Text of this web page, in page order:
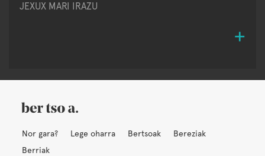
JEXUX MARI IRAZU
Nor gara? Lege oharra Bertsoak
Bereziak
Berriak